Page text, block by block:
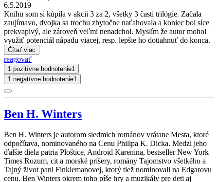
6.5.2019
Knihu som si kúpila v akcii 3 za 2, všetky 3 časti trilógie. Začala
zaujímavo, dvojka sa trochu zbytočne naťahovala a koniec bol síce
prekvapivý, ale zároveň veľmi nenadchol. Myslím že autor mohol
využiť potenciál nápadu viacej, resp. lepšie ho dotiahnuť do konca.
Čítať viac
reagovať
1 pozitívne hodnotenie1
1 negatívne hodnotenie1
Ben H. Winters
Ben H. Winters je autorom siedmich románov vrátane Mesta, ktoré
odpočítava, nominovaného na Cenu Philipa K. Dicka. Medzi jeho
ďalšie diela patria Ploštice, Android Karenina, bestseller New York
Times Rozum, cit a morské príšery, romány Tajomstvo všetkého a
Tajný život pani Finklemanovej, ktorý tiež nominovali na Edgarovu
cenu. Ben Winters okrem toho píše hry a muzikály pre deti aj